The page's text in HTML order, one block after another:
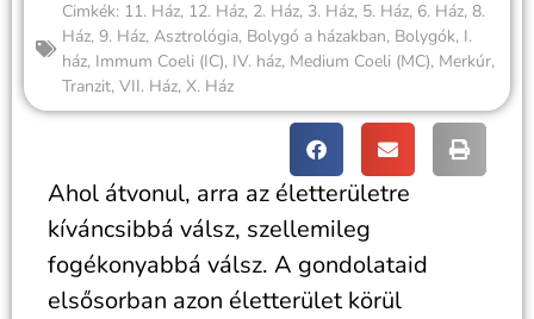
Cimkék: 11. Ház, 12. Ház, 2. Ház, 3. Ház, 5. Ház, 6. Ház, 8.
Ház, 9. Ház, Asztrológia, Bolygó a házakban, Bolygók, I.
ház, Immum Coeli (IC), IV. ház, Medium Coeli (MC), Merkúr,
Tranzit, VII. Ház, X. Ház
Ahol átvonul, arra az életterületre
kíváncsibbá válsz, szellemileg
fogékonyabbá válsz. A gondolataid
elsősorban azon életterület körül